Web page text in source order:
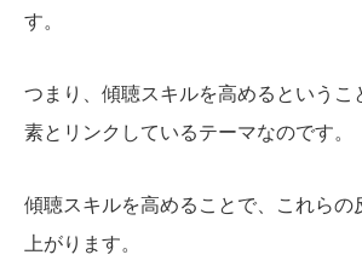
す。
つまり、傾聴スキルを高めるというこ
素とリンクしているテーマなのです。
傾聴スキルを高めることで、これらの
上がります。